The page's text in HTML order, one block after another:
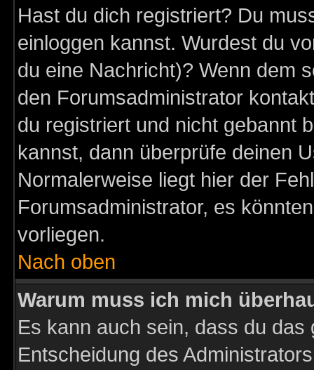
Hast du dich registriert? Du
einloggen kannst. Wurdest du
du eine Nachricht)? Wenn dem
den Forumsadministrator
du registriert und nicht gebannt
kannst, dann überprüfe deinen
Normalerweise liegt hier der
Forumsadministrator, es
vorliegen.
Nach oben
Warum muss ich mich
Es kann auch sein, dass du
Entscheidung des